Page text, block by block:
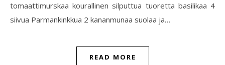
tomaattimurskaa kourallinen silputtua tuoretta basilikaa 4
siivua Parmankinkkua 2 kananmunaa suolaa ja…
READ MORE